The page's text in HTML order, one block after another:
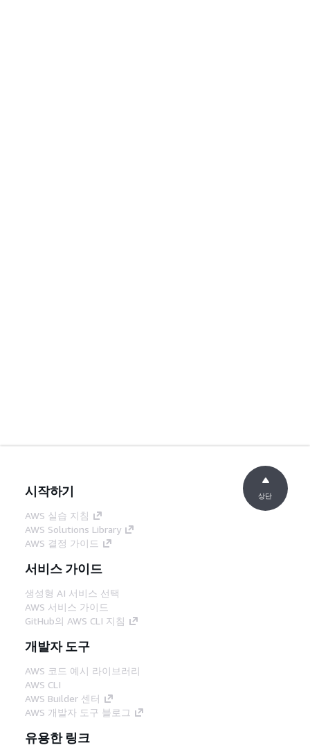
시작하기
AWS 실습 지침
AWS Solutions Library
AWS 결정 가이드
서비스 가이드
생성형 AI 서비스 선택
AWS 서비스 가이드
GitHub의 AWS CLI 지침
개발자 도구
AWS 코드 예시 라이브러리
AWS CLI
AWS Builder 센터
AWS 개발자 도구 블로그
유용한 링크
상단